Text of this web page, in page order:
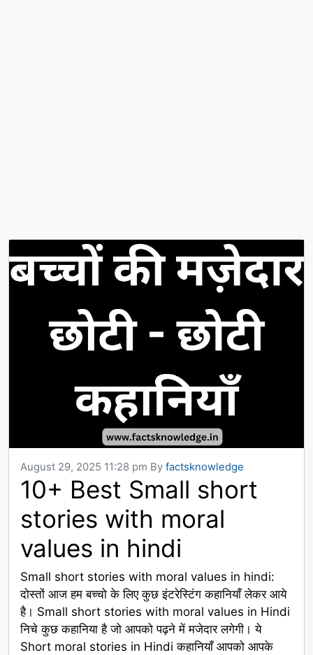
August 29, 2025 11:28 pm By factsknowledge
10+ Best Small short
stories with moral
values in hindi
Small short stories with moral values in hindi:
दोस्तों आज हम बच्चो के लिए कुछ इंटरेस्टिंग कहानियाँ लेकर आये
है। Small short stories with moral values in Hindi
निचे कुछ कहानिया है जो आपको पढ़ने में मजेदार लगेगी। ये
Short moral stories in Hindi कहानियाँ आपको आपके